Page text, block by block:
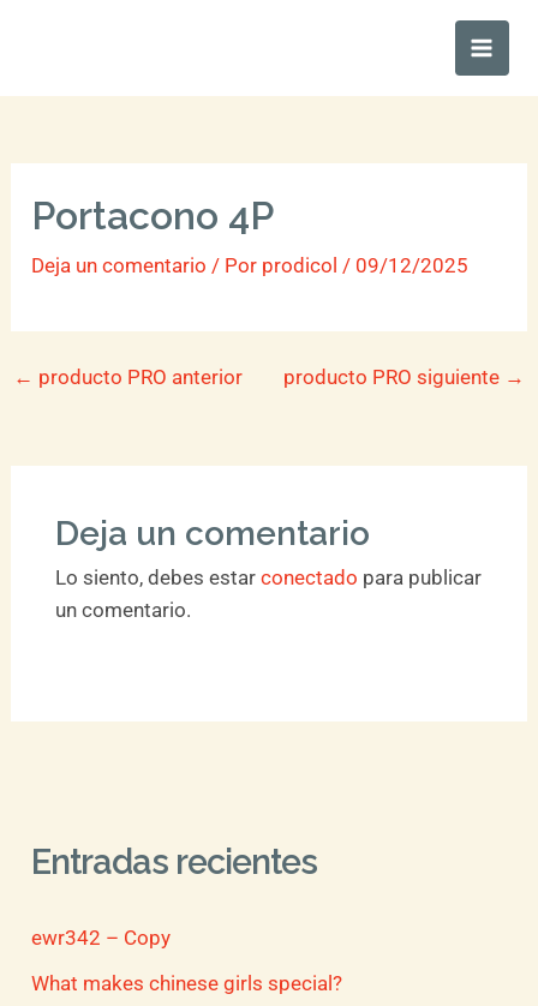
Main
Portacono 4P
Deja un comentario / Por prodicol/ 09/12/2025
← producto PRO anterior producto PRO siguiente →
Deja un comentario
Lo siento, debes estar conectado para publicar
un comentario.
Entradas recientes
ewr342 – Copy
What makes chinese girls special?